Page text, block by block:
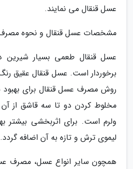
عسل قنقال می نمایند.
مشخصات عسل قنقال و نحوه
عسل قنقال طعمی بسیار شیرین
برخوردار است. عسل قنقال عقیق
روش مصرف عسل قنقال برای بهبود
مخلوط کردن دو تا سه قاشق از
ولرم است. برای اثربخشی بیشتر
لیموی ترش و تازه به آن اضافه گردد.
همچون سایر انواع عسل، مصرف